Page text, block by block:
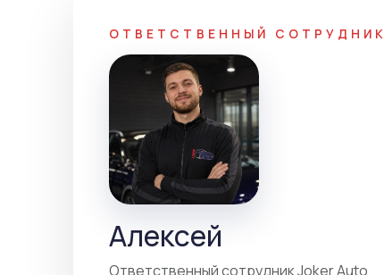
ОТВЕТСТВЕННЫЙ СОТРУДНИК
Алексей
Ответственный сотрудник Joker Auto